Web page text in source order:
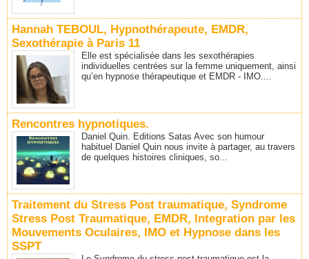
Hannah TEBOUL, Hypnothérapeute, EMDR,
Sexothérapie à Paris 11
Elle est spécialisée dans les sexothérapies
individuelles centrées sur la femme uniquement, ainsi
qu’en hypnose thérapeutique et EMDR - IMO....
Rencontres hypnotiques.
Daniel Quin. Editions Satas Avec son humour
habituel Daniel Quin nous invite à partager, au travers
de quelques histoires cliniques, so...
Traitement du Stress Post traumatique, Syndrome
Stress Post Traumatique, EMDR, Integration par les
Mouvements Oculaires, IMO et Hypnose dans les
SSPT